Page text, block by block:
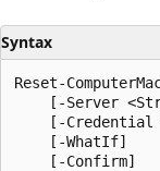
Syntax
Reset-
[-Server
[-Credential
    [-WhatIf]
    [-Confirm]